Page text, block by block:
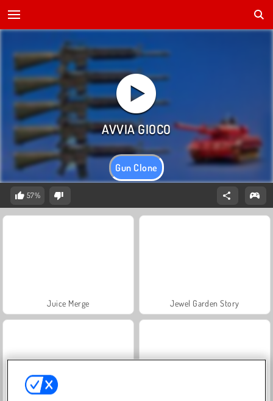
Gun Clone
57%
Juice Merge Jewel Garden Story